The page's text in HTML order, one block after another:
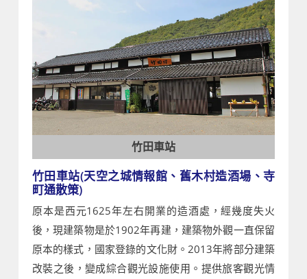
竹田車站
竹田車站(天空之城情報館、舊木村造酒場、寺
町通散策)
原本是西元1625年左右開業的造酒處，經幾度失火
後，現建築物是於1902年再建，建築物外觀一直保留
原本的樣式，國家登錄的文化財。2013年將部分建築
改裝之後，變成綜合觀光設施使用。提供旅客觀光情